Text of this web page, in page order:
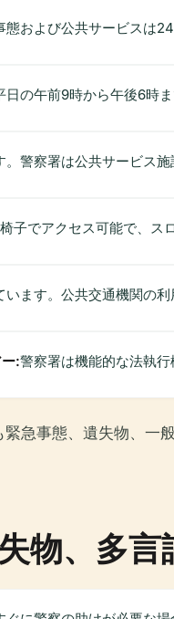
態および公共サービスは
日の午前9時から午後6時
。警察署は公共サービス施
子でアクセス可能で、ス
います。公共交通機関の利
:警察署は機能的な法執行
急事態、遺失物、一
物、多言